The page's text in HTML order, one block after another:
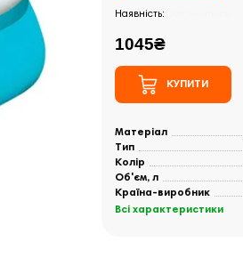
1045₴
КУПИТИ
Матеріал
Тип
Колір
Об'єм, л
Країна-виробник
Всі характеристики